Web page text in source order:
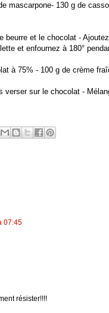
mascarpone- 130 g de
beurre et le chocolat -
et enfournez à 180°
à 75% - 100 g de crème
verser sur le chocolat -
07:45
résister!!!!